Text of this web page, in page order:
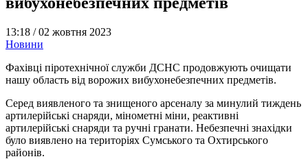
13:18 /02 жовтня 2023
Новини
Фахівці піротехнічної служби ДСНС продовжують очищати
нашу область від ворожих вибухонебезпечних предметів.
Серед виявленого та знищеного арсеналу за минулий тиждень
артилерійські снаряди, мінометні міни, реактивні
артилерійські снаряди та ручні гранати. Небезпечні знахідки
було виявлено на територіях Сумського та Охтирського
районів.